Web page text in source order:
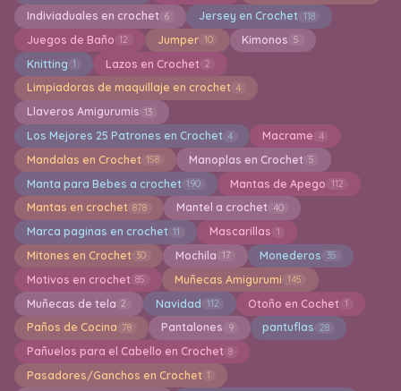
Indiviaduales en crochet 6 Jersey en Crochet 118
Juegos de Baño 12 Jumper 10 Kimonos 5
Knitting 1 Lazos en Crochet 2
Limpiadoras de maquillaje en crochet 4
Llaveros Amigurumis 13
Los Mejores 25 Patrones en Crochet 4 Macrame 4
Mandalas en Crochet 158 Manoplas en Crochet 5
Manta para Bebes a crochet 190 Mantas de Apego 112
Mantas en crochet 878 Mantel a crochet 40
Marca paginas en crochet 11 Mascarillas 1
Mitones en Crochet 30 Mochila 17 Monederos 35
Motivos en crochet 85 Muñecas Amigurumi 145
Muñecas de tela 2 Navidad 112 Otoño en Cochet 1
Paños de Cocina 78 Pantalones 9 pantuflas 28
Pañuelos para el Cabello en Crochet 8
Pasadores/Ganchos en Crochet 1